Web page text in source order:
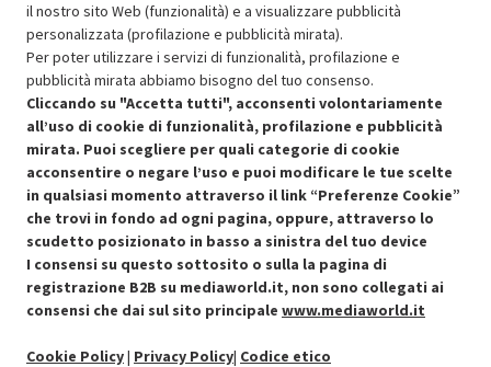
Aggiungi al carrello
SCONTO RICONDIZIONATI
Approfitta dello sconto del 30% sul prodotto ricondizionato.
Condizioni generali di vendita Recedere dal contratto qui
il nostro sito Web (funzionalità) e a visualizzare pubblicità
personalizzata (profilazione e pubblicità mirata).
Per poter utilizzare i servizi di funzionalità, profilazione e
pubblicità mirata abbiamo bisogno del tuo consenso.
Cliccando su "Accetta tutti", acconsenti volontariamente
all’uso di cookie di funzionalità, profilazione e pubblicità
mirata. Puoi scegliere per quali categorie di cookie
acconsentire o negare l’uso e puoi modificare le tue scelte
in qualsiasi momento attraverso il link “Preferenze Cookie”
che trovi in fondo ad ogni pagina, oppure, attraverso lo
scudetto posizionato in basso a sinistra del tuo device
I consensi su questo sottosito o sulla la pagina di
registrazione B2B su mediaworld.it, non sono collegati ai
consensi che dai sul sito principale www.mediaworld.it
Cookie Policy| Privacy Policy| Codice etico